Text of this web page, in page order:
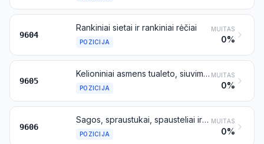
9604
Rankiniai sietai ir rankiniai rėčiai
POZICIJA
MUITAS
0%
9605
Kelioniniai asmens tualeto, siuvimo, batų arba drabužių valymo rinkiniai
POZICIJA
MUITAS
0%
9606
Sagos, spraustukai, spausteliai ir kniedinės spraustės, sagų formos ir kitos šių dirbinių dalys; sagų ruošiniai
POZICIJA
MUITAS
0%